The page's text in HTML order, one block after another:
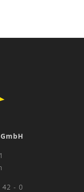
42 - 0